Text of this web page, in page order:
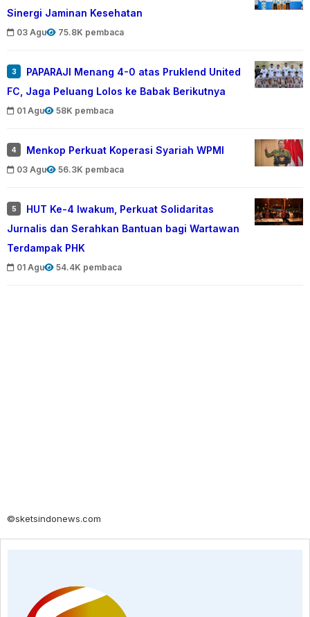
Sinergi Jaminan Kesehatan
03 Agu 75.8K pembaca
3
PAPARAJI Menang 4-0 atas Pruklend United
FC, Jaga Peluang Lolos ke Babak Berikutnya
01 Agu 58K pembaca
4 Menkop Perkuat Koperasi Syariah WPMI
03 Agu 56.3K pembaca
5
HUT Ke-4 Iwakum, Perkuat Solidaritas
Jurnalis dan Serahkan Bantuan bagi Wartawan
Terdampak PHK
01 Agu 54.4K pembaca
©sketsindonews.com